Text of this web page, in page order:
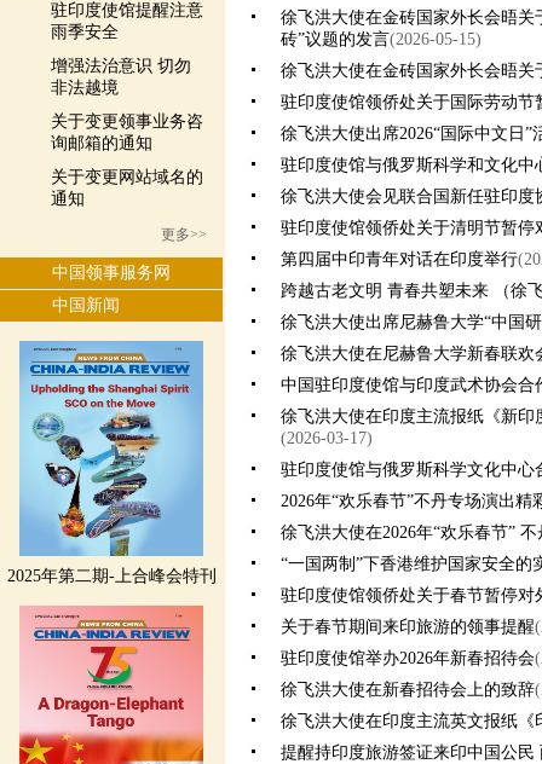
驻印度使馆提醒注意
雨季安全
增强法治意识 切勿
非法越境
关于变更领事业务咨
询邮箱的通知
关于变更网站域名的
通知
更多>>
中国领事服务网
中国新闻
2025年第二期-上合峰会特刊
徐飞洪大使在金砖国家外长会晤
砖”议题的发言(2026-05-15)
徐飞洪大使在金砖国家外长会晤
驻印度使馆领侨处关于国际劳动节
徐飞洪大使出席2026“国际中文日”
驻印度使馆与俄罗斯科学和文化中
徐飞洪大使会见联合国新任驻印度
驻印度使馆领侨处关于清明节暂停
第四届中印青年对话在印度举行
跨越古老文明 青春共塑未来 （徐
徐飞洪大使出席尼赫鲁大学“中国
徐飞洪大使在尼赫鲁大学新春联欢
中国驻印度使馆与印度武术协会
徐飞洪大使在印度主流报纸《新
(2026-03-17)
驻印度使馆与俄罗斯科学文化中心
2026年“欢乐春节”不丹专场演出精
徐飞洪大使在2026年“欢乐春节”
“一国两制”下香港维护国家安全的
驻印度使馆领侨处关于春节暂停对
关于春节期间来印旅游的领事提醒
驻印度使馆举办2026年新春招待会
徐飞洪大使在新春招待会上的致辞
徐飞洪大使在印度主流英文报纸
提醒持印度旅游签证来印中国公